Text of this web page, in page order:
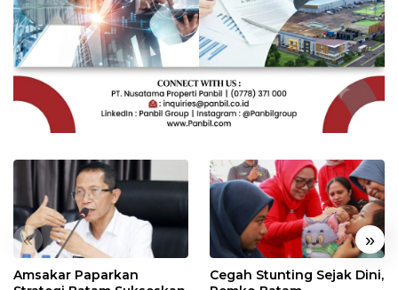
« »
Amsakar Paparkan
Cegah Stunting Sejak Dini,